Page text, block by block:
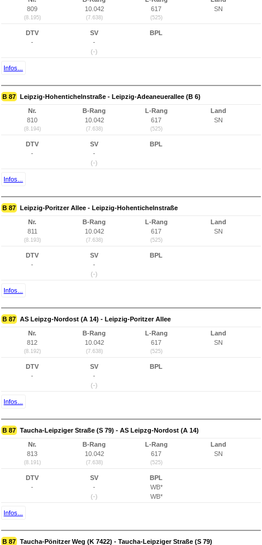
809
(8.195)
10.042
(7.638)
617
(525)
SN
DTV
-
SV
-
(-)
BPL
Infos...
B 87 Leipzig-Hohentichelnstraße - Leipzig-Adeaneuerallee (B 6)
Nr.
810
(8.194)
B-Rang
10.042
(7.638)
L-Rang
617
(525)
Land
SN
DTV
-
SV
-
(-)
BPL
Infos...
B 87 Leipzig-Poritzer Allee - Leipzig-Hohentichelnstraße
Nr.
811
(8.193)
B-Rang
10.042
(7.638)
L-Rang
617
(525)
Land
SN
DTV
-
SV
-
(-)
BPL
Infos...
B 87 AS Leipzg-Nordost (A 14) - Leipzig-Poritzer Allee
Nr.
812
(8.192)
B-Rang
10.042
(7.638)
L-Rang
617
(525)
Land
SN
DTV
-
SV
-
(-)
BPL
Infos...
B 87 Taucha-Leipziger Straße (S 79) - AS Leipzg-Nordost (A 14)
Nr.
813
(8.191)
B-Rang
10.042
(7.638)
L-Rang
617
(525)
Land
SN
DTV
-
SV
-
(-)
BPL
WB*
WB*
Infos...
B 87 Taucha-Pönitzer Weg (K 7422) - Taucha-Leipziger Straße (S 79)